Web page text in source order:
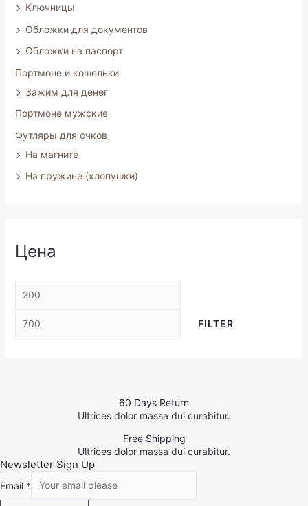
Ключницы
Обложки для документов
Обложки на паспорт
Портмоне и кошельки
Зажим для денег
Портмоне мужские
Футляры для очков
На магните
На пружине (хлопушки)
Цена
FILTER
60 Days Return
Ultrices dolor massa dui curabitur.
Free Shipping
Ultrices dolor massa dui curabitur.
Newsletter Sign Up
Email *